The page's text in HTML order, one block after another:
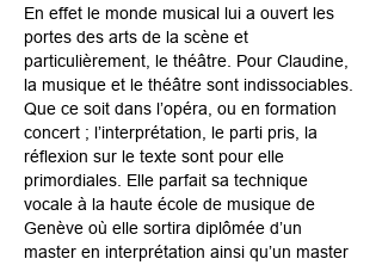
En effet le monde musical lui a ouvert les
portes des arts de la scène et
particulièrement, le théâtre. Pour Claudine,
la musique et le théâtre sont indissociables.
Que ce soit dans l’opéra, ou en formation
concert ; l’interprétation, le parti pris, la
réflexion sur le texte sont pour elle
primordiales. Elle parfait sa technique
vocale à la haute école de musique de
Genève où elle sortira diplômée d’un
master en interprétation ainsi qu’un master